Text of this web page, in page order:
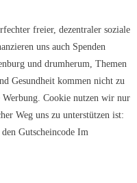
freier, dezentraler soziale
uns auch Spenden
und drumherum, Themen
Gesundheit kommen nicht zu
Cookie nutzen wir nur
Weg uns zu unterstützen ist:
Gutscheincode Im